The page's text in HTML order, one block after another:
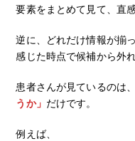
要素をまとめて見て、直
逆に、どれだけ情報が揃っ
感じた時点で候補から外れ
患者さんが見ているのは、
うか」 だけです。
例えば、